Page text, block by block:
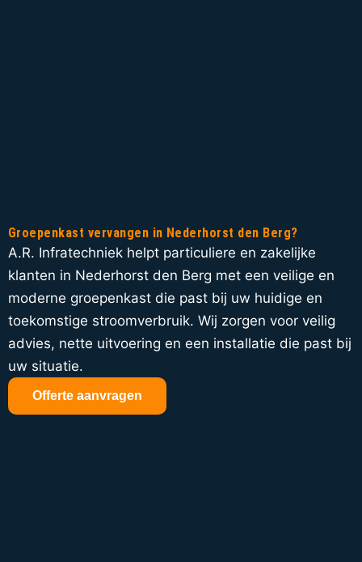
Groepenkast vervangen in Nederhorst den Berg?
A.R. Infratechniek helpt particuliere en zakelijke
klanten in Nederhorst den Berg met een veilige en
moderne groepenkast die past bij uw huidige en
toekomstige stroomverbruik. Wij zorgen voor veilig
advies, nette uitvoering en een installatie die past bij
uw situatie.
Offerte aanvragen